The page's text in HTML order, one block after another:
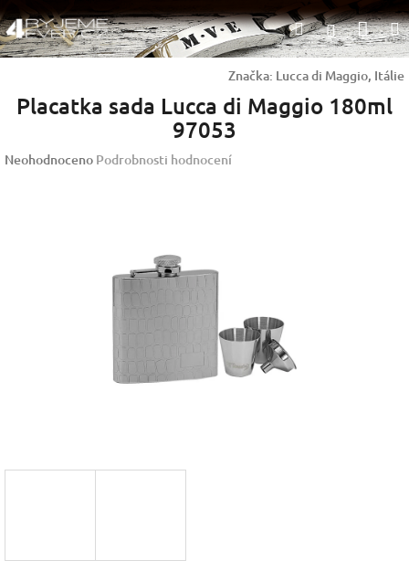
na
obsah
HledatPřihlášení
Značka: Lucca di Maggio, Itálie
Placatka sada Lucca di Maggio 180ml
97053
Průměrné
Neohodnoceno Podrobnosti hodnocení